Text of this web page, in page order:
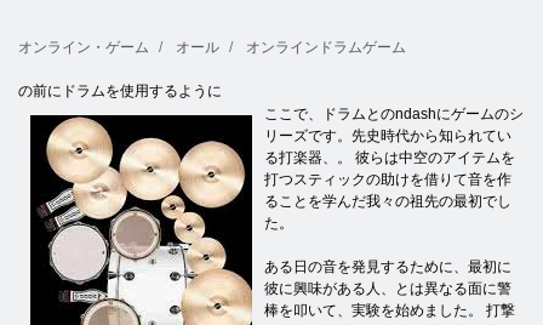
オンライン・ゲーム オール オンラインドラムゲーム
の前にドラムを使用するように
ここで、ドラムとのndashにゲームのシ
リーズです。先史時代から知られてい
る打楽器、。 彼らは中空のアイテムを
打つスティックの助けを借りて音を作
ることを学んだ我々の祖先の最初でし
た。
ある日の音を発見するために、最初に
彼に興味がある人、とは異なる面に警
棒を叩いて、実験を始めました。 打撃